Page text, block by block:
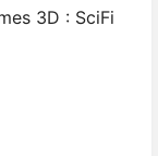
3D : SciFi